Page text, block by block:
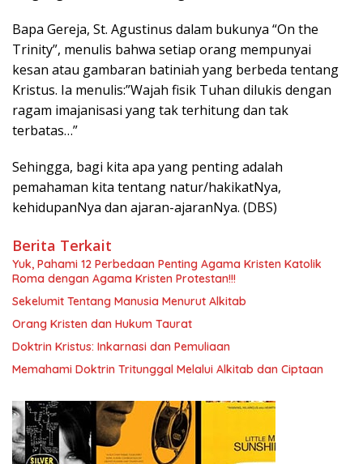
Bapa Gereja, St. Agustinus dalam bukunya “On the
Trinity”, menulis bahwa setiap orang mempunyai
kesan atau gambaran batiniah yang berbeda tentang
Kristus. Ia menulis:”Wajah fisik Tuhan dilukis dengan
ragam imajanisasi yang tak terhitung dan tak
terbatas…”
Sehingga, bagi kita apa yang penting adalah
pemahaman kita tentang natur/hakikatNya,
kehidupanNya dan ajaran-ajaranNya. (DBS)
Berita Terkait
Yuk, Pahami 12 Perbedaan Penting Agama Kristen Katolik
Roma dengan Agama Kristen Protestan!!!
Sekelumit Tentang Manusia Menurut Alkitab
Orang Kristen dan Hukum Taurat
Doktrin Kristus: Inkarnasi dan Pemuliaan
Memahami Doktrin Tritunggal Melalui Alkitab dan Ciptaan